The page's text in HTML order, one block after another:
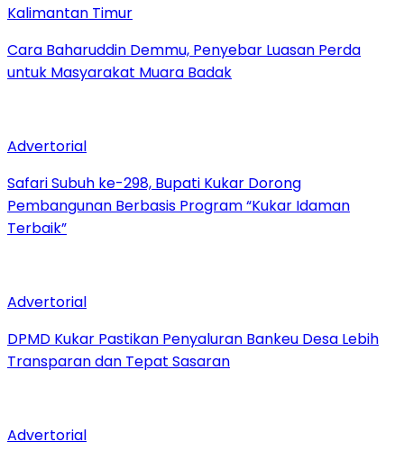
Kalimantan Timur
Cara Baharuddin Demmu, Penyebar Luasan Perda
untuk Masyarakat Muara Badak
Advertorial
Safari Subuh ke-298, Bupati Kukar Dorong
Pembangunan Berbasis Program “Kukar Idaman
Terbaik”
Advertorial
DPMD Kukar Pastikan Penyaluran Bankeu Desa Lebih
Transparan dan Tepat Sasaran
Advertorial